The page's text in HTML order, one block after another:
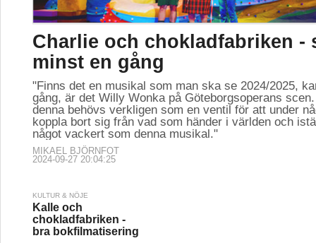
Charlie och chokladfabriken -
minst en gång
"Finns det en musikal som man ska se 2024/2025,
gång, är det Willy Wonka på Göteborgsoperans
denna behövs verkligen som en ventil för att under
koppla bort sig från vad som händer i världen och
något vackert som denna musikal."
MIKAEL BJÖRNFOT
2024-09-27 20:04:25
KULTUR & NÖJE
Kalle och
chokladfabriken -
bra bokfilmatisering